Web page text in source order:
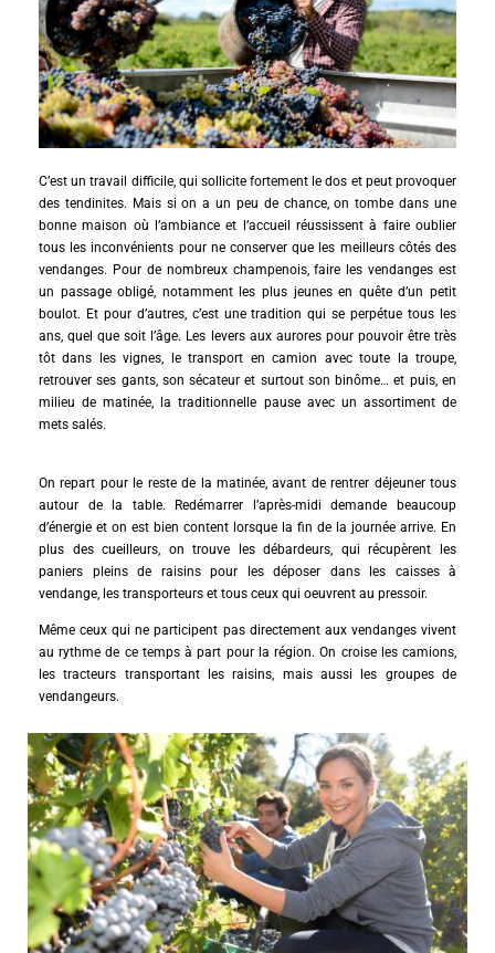
C’est un travail difficile, qui sollicite fortement le dos et peut provoquer
des tendinites. Mais si on a un peu de chance, on tombe dans une
bonne maison où l’ambiance et l’accueil réussissent à faire oublier
tous les inconvénients pour ne conserver que les meilleurs côtés des
vendanges. Pour de nombreux champenois, faire les vendanges est
un passage obligé, notamment les plus jeunes en quête d’un petit
boulot. Et pour d’autres, c’est une tradition qui se perpétue tous les
ans, quel que soit l’âge. Les levers aux aurores pour pouvoir être très
tôt dans les vignes, le transport en camion avec toute la troupe,
retrouver ses gants, son sécateur et surtout son binôme… et puis, en
milieu de matinée, la traditionnelle pause avec un assortiment de
mets salés.
On repart pour le reste de la matinée, avant de rentrer déjeuner tous
autour de la table. Redémarrer l’après-midi demande beaucoup
d’énergie et on est bien content lorsque la fin de la journée arrive. En
plus des cueilleurs, on trouve les débardeurs, qui récupèrent les
paniers pleins de raisins pour les déposer dans les caisses à
vendange, les transporteurs et tous ceux qui oeuvrent au pressoir.
Même ceux qui ne participent pas directement aux vendanges vivent
au rythme de ce temps à part pour la région. On croise les camions,
les tracteurs transportant les raisins, mais aussi les groupes de
vendangeurs.